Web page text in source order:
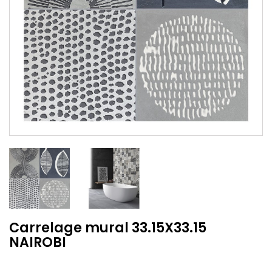
Carrelage mural 33.15X33.15
NAIROBI